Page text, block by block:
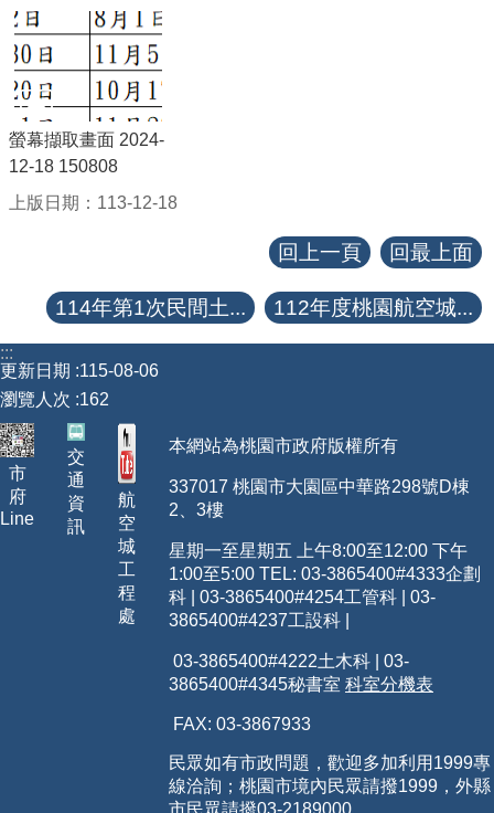
桃園市政府
常見問答
工務局
市政信箱
網站導覽
【隱私權政策】
【政府網站資料開放宣告】
螢幕擷取畫面 2024-
12-18 150808
上版日期：113-12-18
回上一頁 回最上面
114年第1次民間土... 112年度桃園航空城...
:::
更新日期
115-08-06
瀏覽人次 162
市
府
Line
交
通
資
訊
航
空
城
工
程
處
本網站為桃園市政府版權所有
337017 桃園市大園區中華路298號D棟
2、3樓
星期一至星期五 上午8:00至12:00 下午
1:00至5:00 TEL: 03-3865400#4333企劃
科 | 03-3865400#4254工管科 | 03-
3865400#4237工設科 |
03-3865400#4222土木科 | 03-
3865400#4345秘書室 科室分機表
FAX: 03-3867933
民眾如有市政問題，歡迎多加利用1999專
線洽詢；桃園市境內民眾請撥1999，外縣
市民眾請撥03-2189000